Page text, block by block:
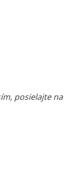
posielajte na